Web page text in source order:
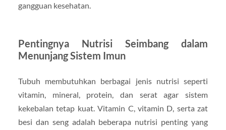
gangguan kesehatan.
Pentingnya Nutrisi Seimbang dalam
Menunjang Sistem Imun
Tubuh membutuhkan berbagai jenis nutrisi seperti
vitamin, mineral, protein, dan serat agar sistem
kekebalan tetap kuat. Vitamin C, vitamin D, serta zat
besi dan seng adalah beberapa nutrisi penting yang